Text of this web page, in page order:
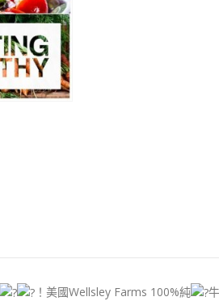
！美國Wellsley Farms 100%純